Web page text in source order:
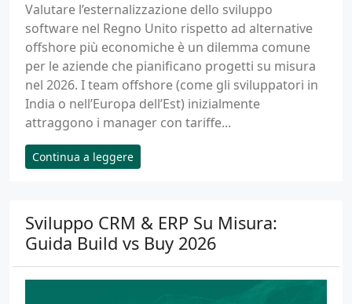
Valutare l’esternalizzazione dello sviluppo
software nel Regno Unito rispetto ad alternative
offshore più economiche è un dilemma comune
per le aziende che pianificano progetti su misura
nel 2026. I team offshore (come gli sviluppatori in
India o nell’Europa dell’Est) inizialmente
attraggono i manager con tariffe...
Continua a leggere
Sviluppo CRM & ERP Su Misura:
Guida Build vs Buy 2026